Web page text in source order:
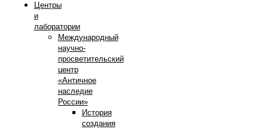
Центры
и
лаборатории
Международный
научно-
просветительский
центр
«Античное
наследие
России»
История
создания